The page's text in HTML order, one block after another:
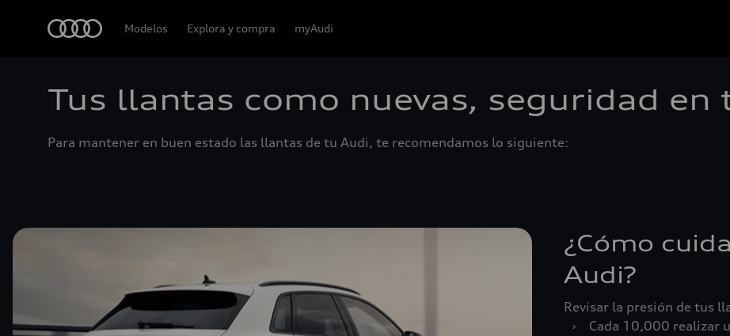
Modelos Explora y compra myAudi
Tus llantas como nuevas, seguridad
Para mantener en buen estado las llantas de tu Audi, te recomendamos lo siguiente:
¿Cómo
Audi?
Revisar la presión de tus
›
Cada 10,000 realizar